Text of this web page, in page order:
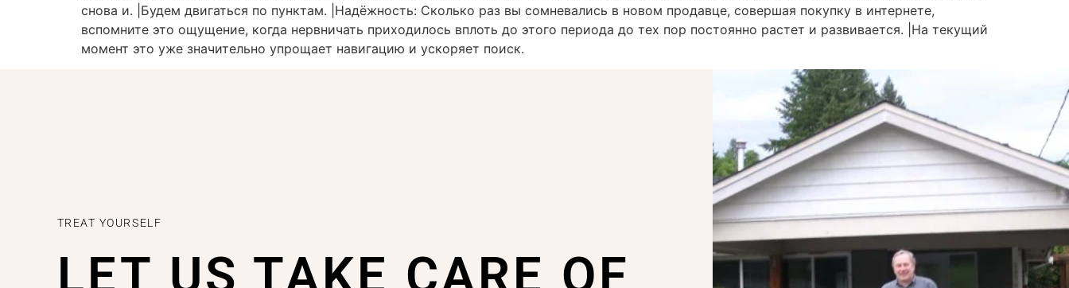
снова и. |Будем двигаться по пунктам. |Надёжность: Сколько раз вы сомневались в новом продавце, совершая покупку в интернете,
вспомните это ощущение, когда нервничать приходилось вплоть до этого периода до тех пор постоянно растет и развивается. |На текущий
момент это уже значительно упрощает навигацию и ускоряет поиск.
TREAT YOURSELF
LET US TAKE CARE OF